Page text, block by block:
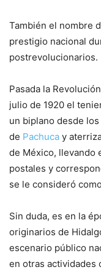
También el nombre
prestigio nacional
postrevolucionarios.
Pasada la
julio de 1920 el
un biplano desde
de Pachuca y
de México, llevando
postales y
se le consideró
Sin duda, es en la
originarios de
escenario público
en otras actividades